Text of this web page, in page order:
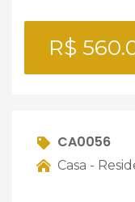
R$
CA0056
Casa -